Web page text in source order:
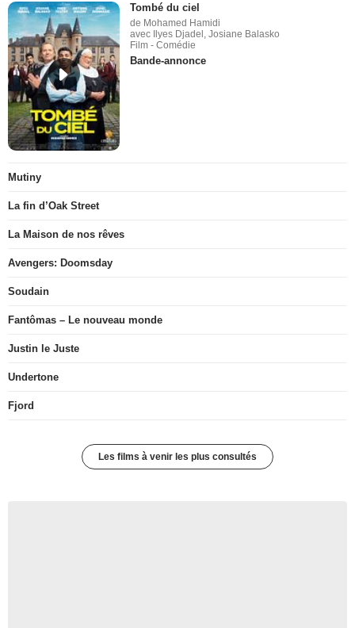
Tombé du ciel
de Mohamed Hamidi
avec Ilyes Djadel, Josiane Balasko
Film - Comédie
Bande-annonce
Mutiny
La fin d’Oak Street
La Maison de nos rêves
Avengers: Doomsday
Soudain
Fantômas – Le nouveau monde
Justin le Juste
Undertone
Fjord
Les films à venir les plus consultés